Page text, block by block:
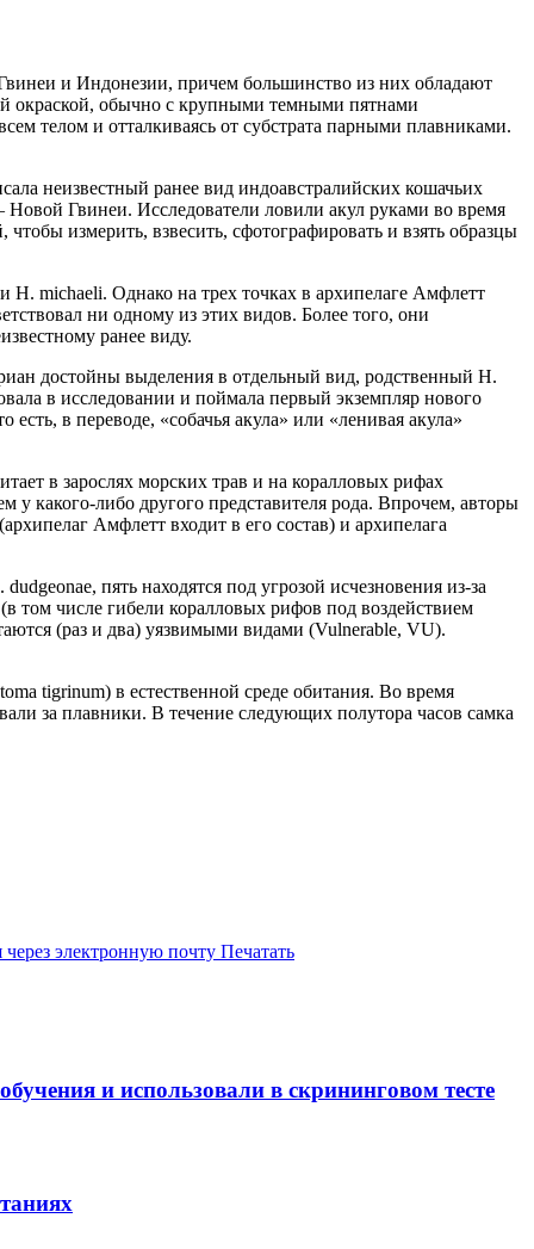
и Индонезии, причем большинство из них обладают
окраской, обычно с крупными темными пятнами
телом и отталкиваясь от субстрата парными плавниками.
неизвестный ранее вид индоавстралийских кошачьих
Новой Гвинеи. Исследователи ловили акул руками во время
измерить, взвесить, сфотографировать и взять образцы
michaeli. Однако на трех точках в архипелаге Амфлетт
ни одному из этих видов. Более того, они
ранее виду.
достойны выделения в отдельный вид, родственный H.
в исследовании и поймала первый экземпляр нового
в переводе, «собачья акула» или «ленивая акула»
в зарослях морских трав и на коралловых рифах
у какого-либо другого представителя рода. Впрочем, авторы
Амфлетт входит в его состав) и архипелага
пять находятся под угрозой исчезновения из-за
том числе гибели коралловых рифов под воздействием
(раз и два) уязвимыми видами (Vulnerable, VU).
tigrinum) в естественной среде обитания. Во время
за плавники. В течение следующих полутора часов самка
через электронную почту Печатать
и использовали в скрининговом тесте